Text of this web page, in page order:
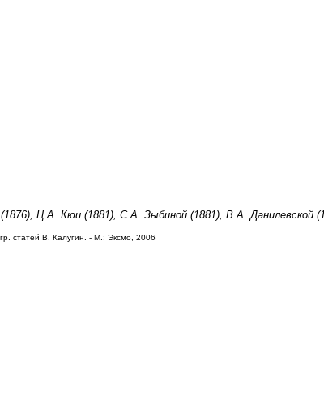
Ц.А. Кюи (1881), С.А. Зыбиной (1881), В.А. Данилевской
статей В. Калугин. - М.: Эксмо, 2006